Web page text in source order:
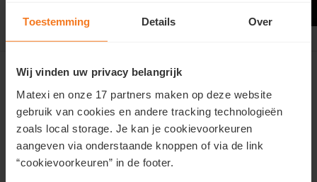
Toestemming Details Over
Wij vinden uw privacy belangrijk
Matexi en onze 17 partners maken op deze website
gebruik van cookies en andere tracking technologieën
zoals local storage. Je kan je cookievoorkeuren
aangeven via onderstaande knoppen of via de link
“cookievoorkeuren” in de footer.
Aalst Pier Kornel > Contact
Contacteer ons
Wil je meer informatie over deze woonst of wens je een
afspraak?